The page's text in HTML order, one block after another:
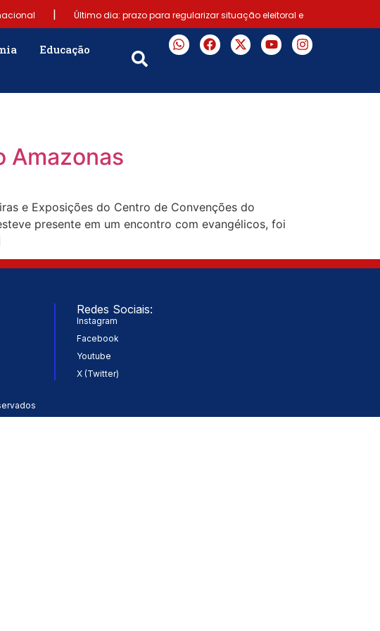
| Último dia: prazo para regularizar situação eleitoral e
| Prefeitura de Lauro de Freitas disponibiliza serviço
caminhar com Flávio Bolsonaro”, diz Junior Marabá
Educação
Amazonas
e Exposições do Centro de Convenções do
presente em um encontro com evangélicos, foi
Redes Sociais:
Instagram
Facebook
Youtube
X (Twitter)